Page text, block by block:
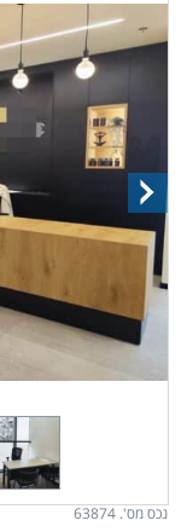
נכס מס'. 63874